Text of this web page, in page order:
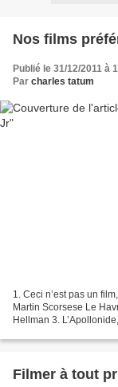
Nos films
Publié le 31/12/2011 à
Par charles tatum
1. Ceci n’est pas un
Martin Scorsese Le
Hellman 3.
Filmer à tout